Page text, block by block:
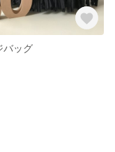
バッグ